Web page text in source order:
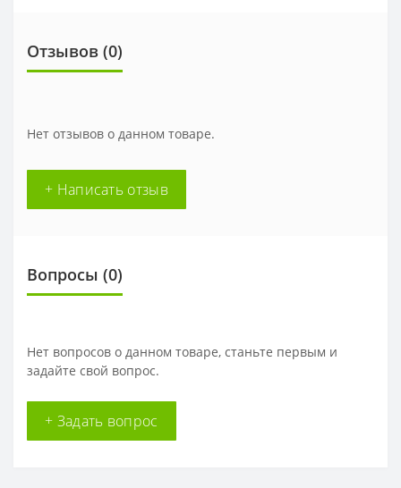
Отзывов (0)
Нет отзывов о данном товаре.
+ Написать отзыв
Вопросы (0)
Нет вопросов о данном товаре, станьте первым и
задайте свой вопрос.
+ Задать вопрос